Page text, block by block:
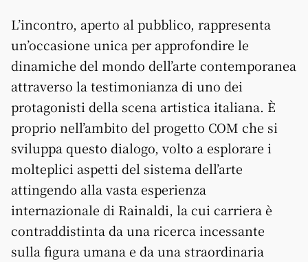
L’incontro, aperto al pubblico, rappresenta
un’occasione unica per approfondire le
dinamiche del mondo dell’arte contemporanea
attraverso la testimonianza di uno dei
protagonisti della scena artistica italiana. È
proprio nell’ambito del progetto COM che si
sviluppa questo dialogo, volto a esplorare i
molteplici aspetti del sistema dell’arte
attingendo alla vasta esperienza
internazionale di Rainaldi, la cui carriera è
contraddistinta da una ricerca incessante
sulla figura umana e da una straordinaria